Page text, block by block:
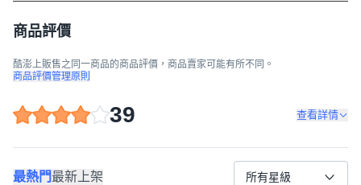
商品評價
酷澎上販售之同一商品的商品評價，商品賣家可能有所不同。
商品評價管理原則
39 查看詳情
最熱門最新上架 所有星級